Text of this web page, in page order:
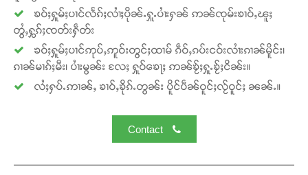
ၶဝ်ႈႁူမ်ႈပၢင်လႅၵ်ႈလၢႆႈပိုၼ်ႉႁူႉပၢႆးႁၼ် ဢၼ်ၸုမ်းၶၢဝ်ႇၽူႈ
တွႆႇႁွၵ်ႈၸတ်းႁဵတ်း
ၶဝ်ႈႁူမ်ႈပၢင်ဢုပ်ႇဢူဝ်းတွင်ႈထၢမ် ၵဵဝ်ႇၵပ်းငဝ်းလၢႆးၵၢၼ်မိူင်း၊
ၵၢၼ်မၢၵ်ႈမီး၊ ပၢႆးမွၼ်း လႄႈ ႁူဝ်ၶေႃႈ ဢၼ်ၶႂ်ႈႁူႉၶႂ်ႈငိၼ်း။
လႆႈႁပ်ႉဢၢၼ်ႇ ၶၢဝ်ႇၶိုၵ်ႉတွၼ်း ပိူင်ပဵၼ်ဝူင်ႈလႂ်ဝူင်ႈ ၼၼ်ႉ။
Contact